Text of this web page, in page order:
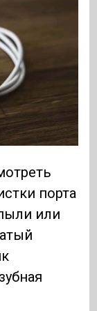
порта
или